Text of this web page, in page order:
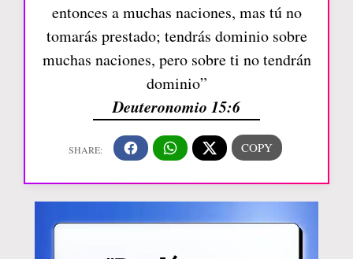
entonces a muchas naciones, mas tú no
tomarás prestado; tendrás dominio sobre
muchas naciones, pero sobre ti no tendrán
dominio”
Deuteronomio 15:6